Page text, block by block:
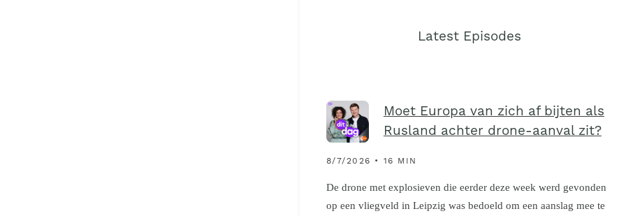
Latest Episodes
Moet Europa van zich af bijten als
Rusland achter drone-aanval zit?
8/7/2026 • 16 MIN
De drone met explosieven die eerder deze week werd gevonden
op een vliegveld in Leipzig was bedoeld om een aanslag mee te